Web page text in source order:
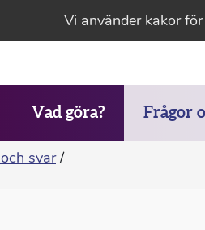
Vi använder kakor
Vad göra? Frågor
svar /